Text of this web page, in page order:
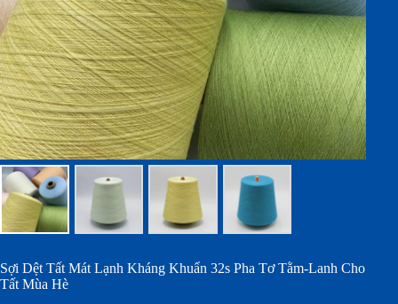
Sợi Dệt Tất Mát Lạnh Kháng Khuẩn 32s Pha Tơ Tằm-Lanh Cho
Tất Mùa Hè